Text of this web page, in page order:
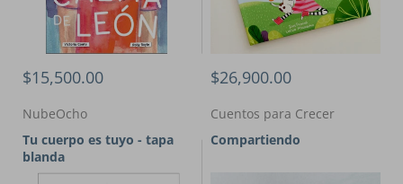
$15,500.00 $26,900.00
NubeOcho
Tu cuerpo es tuyo - tapa
blanda
Cuentos para Crecer
Compartiendo